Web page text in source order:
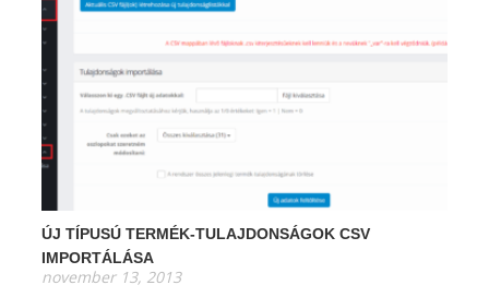
ÚJ TÍPUSÚ TERMÉK-TULAJDONSÁGOK CSV
IMPORTÁLÁSA
november 13, 2013